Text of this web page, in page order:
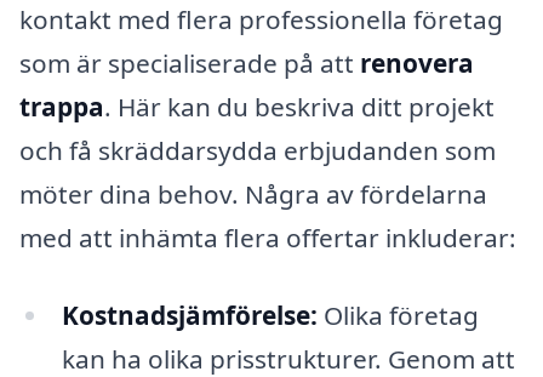
kontakt med flera professionella företag
som är specialiserade på att renovera
trappa. Här kan du beskriva ditt projekt
och få skräddarsydda erbjudanden som
möter dina behov. Några av fördelarna
med att inhämta flera offertar inkluderar:
Kostnadsjämförelse: Olika företag
kan ha olika prisstrukturer. Genom att